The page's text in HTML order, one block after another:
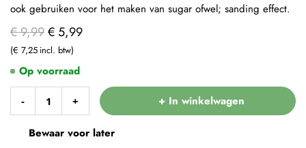
€ 9,99€ 5,99
€ 7,25
- + + In winkelwagen
Bewaar voor later
Op voorraad
ook gebruiken voor het maken van sugar ofwel; sanding effect.